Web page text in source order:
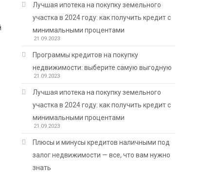
Лучшая ипотека на покупку земельного
участка в 2024 году: как получить кредит с
минимальными процентами
21.09.2023
Программы кредитов на покупку
недвижимости: выберите самую выгодную
21.09.2023
Лучшая ипотека на покупку земельного
участка в 2024 году: как получить кредит с
минимальными процентами
21.09.2023
Плюсы и минусы кредитов наличными под
залог недвижимости — все, что вам нужно
знать